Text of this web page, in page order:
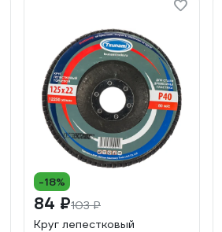
-18%
84 ₽103 ₽
Круг лепестковый